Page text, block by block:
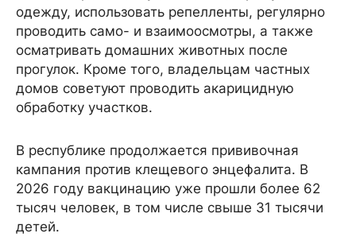
одежду, использовать репелленты, регулярно
проводить само- и взаимоосмотры, а также
осматривать домашних животных после
прогулок. Кроме того, владельцам частных
домов советуют проводить акарицидную
обработку участков.
В республике продолжается прививочная
кампания против клещевого энцефалита. В
2026 году вакцинацию уже прошли более 62
тысяч человек, в том числе свыше 31 тысячи
детей.